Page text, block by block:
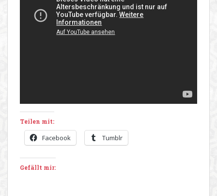
Teilen mit:
Facebook Tumblr
Gefällt mir: